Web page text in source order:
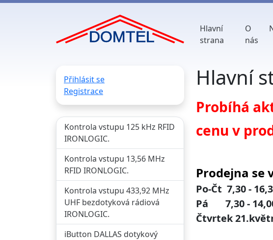
Hlavní
strana
O
nás
Přihlásit se
Registrace
Kontrola vstupu 125 kHz RFID
IRONLOGIC.
Kontrola vstupu 13,56 MHz
RFID IRONLOGIC.
Kontrola vstupu 433,92 MHz
UHF bezdotyková rádiová
IRONLOGIC.
iButton DALLAS dotykový
Hlavní
Probíhá
cenu v
Prodejna se
Po-Čt 7,30 -
Pá 7,30 -
Čtvrtek